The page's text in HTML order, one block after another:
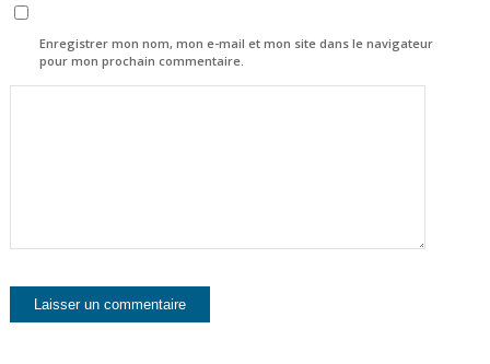
Enregistrer mon nom, mon e-mail et mon site dans le navigateur
pour mon prochain commentaire.